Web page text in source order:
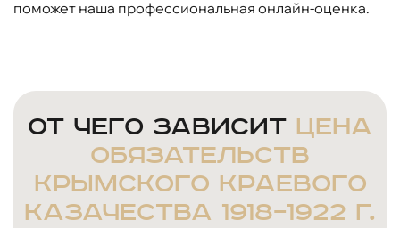
поможет наша профессиональная онлайн-оценка.
От чего зависит цена
обязательств
Крымского краевого
казачества 1918–1922 г.